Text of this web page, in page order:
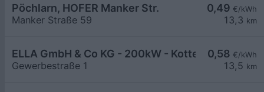
0,49 €/kWh
13,3 km
Pöchlarn, HOFER Manker Str.
Manker Straße 59
0,58 €/kWh
13,5 km
ELLA GmbH & Co KG - 200kW - Kottes - Firma
Gewerbestraße 1